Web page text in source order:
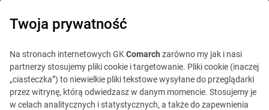
Twoja prywatność
Na stronach internetowych GKComarch zarówno my jak i nasi
partnerzy stosujemy pliki cookie i targetowanie. Pliki cookie (inaczej
„ciasteczka”) to niewielkie pliki tekstowe wysyłane do przeglądarki
przez witrynę, którą odwiedzasz w danym momencie. Stosujemy je
w celach analitycznych i statystycznych, a także do zapewnienia